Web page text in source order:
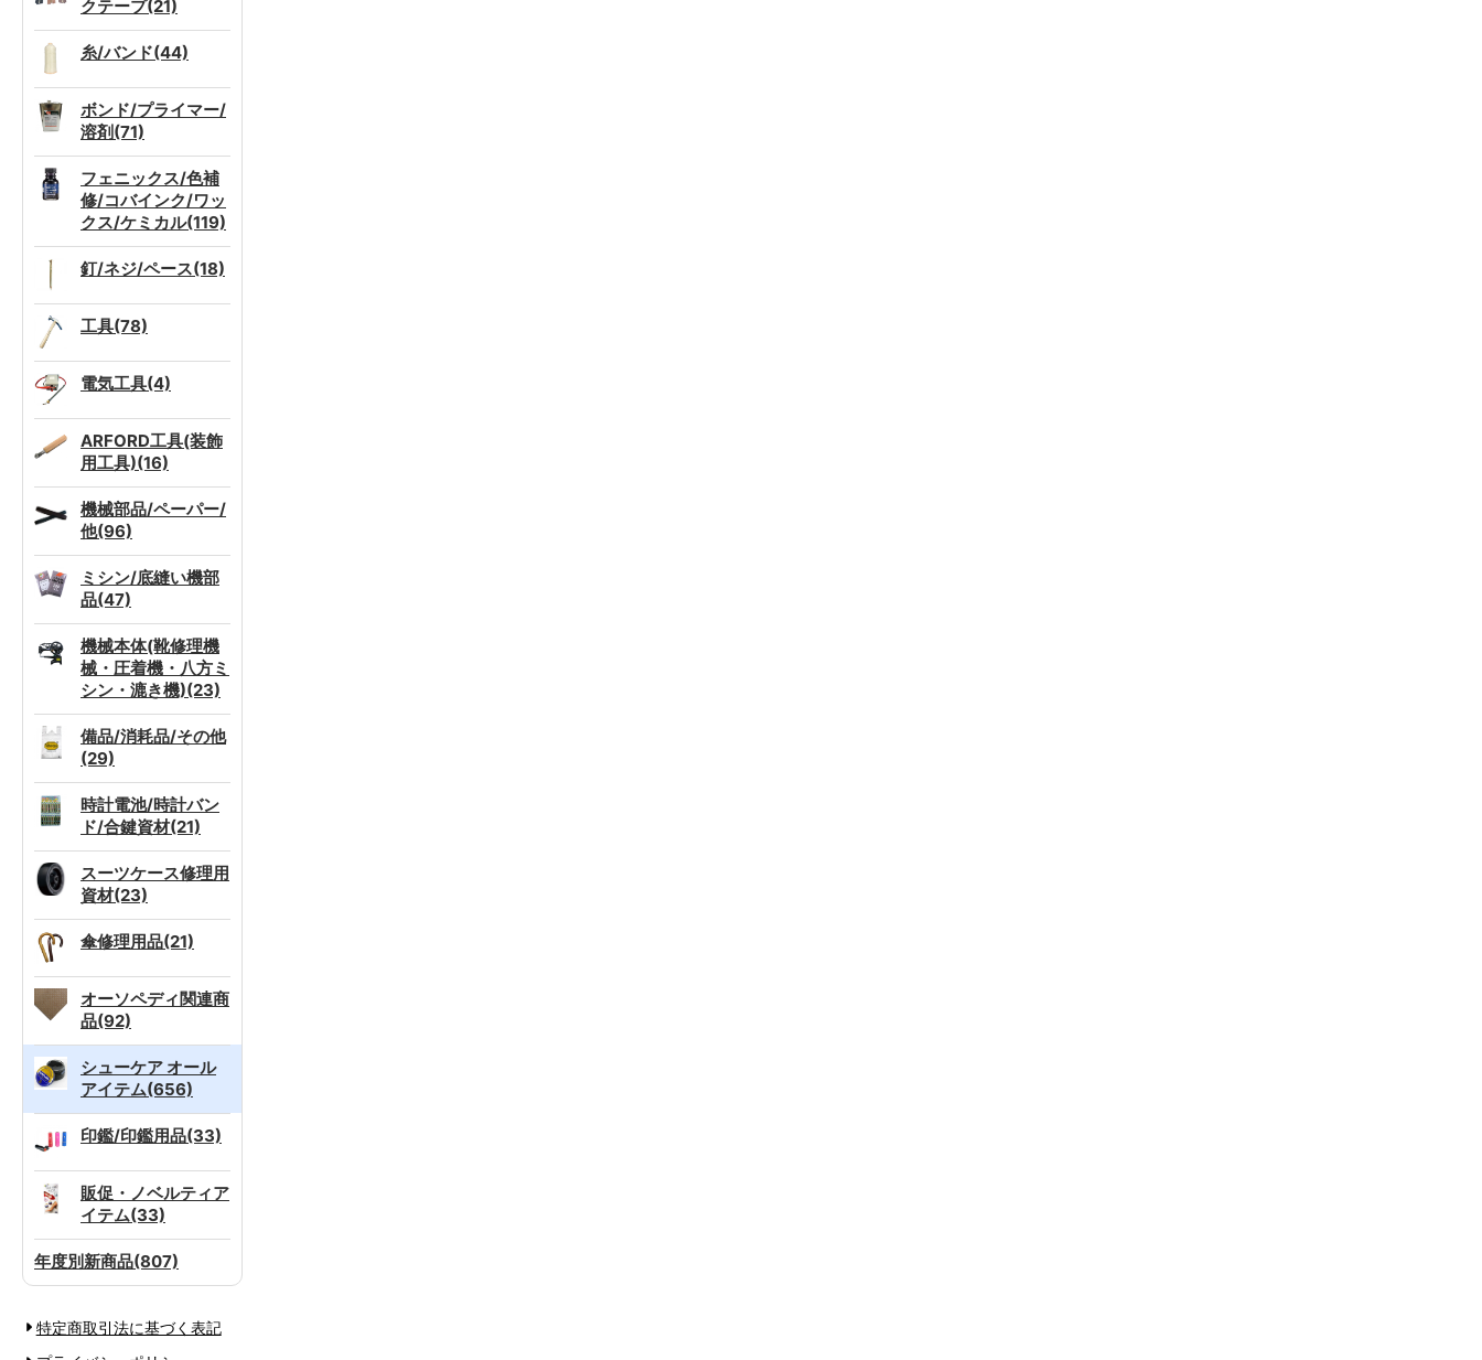
クテープ(21)
糸/バンド(44)
ボンド/プライマー/
溶剤(71)
フェニックス/色補
修/コバインク/ワッ
クス/ケミカル(119)
釘/ネジ/ペース(18)
工具(78)
電気工具(4)
ARFORD工具(装飾
用工具)(16)
機械部品/ペーパー/
他(96)
ミシン/底縫い機部
品(47)
機械本体(靴修理機
械・圧着機・八方ミ
シン・漉き機)(23)
備品/消耗品/その他
(29)
時計電池/時計バン
ド/合鍵資材(21)
スーツケース修理用
資材(23)
傘修理用品(21)
オーソペディ関連商
品(92)
シューケア オール
アイテム(656)
印鑑/印鑑用品(33)
販促・ノベルティア
イテム(33)
年度別新商品(807)
特定商取引法に基づく表記